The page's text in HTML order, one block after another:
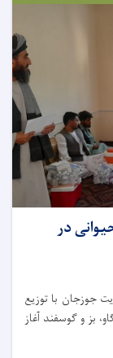
در
جوزجان با توزیع
بز و گوسفند آغاز